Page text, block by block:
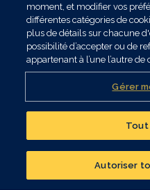
moment, et modifier vos
différentes catégories de
plus de détails sur chacune
possibilité d’accepter ou de
appartenant à l’une l’autre de
Gérer
Autoriser